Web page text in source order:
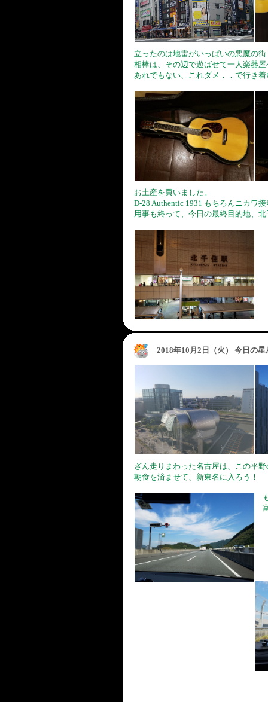
立ったのは地雷がいっぱいの悪魔の
相棒は、その辺で遊ばせて一人楽器屋
あれでもない、これダメ．．で行き
お土産を買いました。
D-28 Authentic 1931 もちろんニカワ
用事も終って、今日の最終目的地、
2018年10月2日（火） 今日の
ざん走りまわった名古屋は、この平
朝食を済ませて、新東名に入ろう！